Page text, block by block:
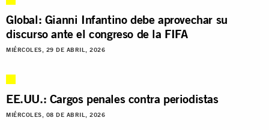
Global: Gianni Infantino debe aprovechar su
discurso ante el congreso de la FIFA
MIÉRCOLES, 29 DE ABRIL, 2026
EE.UU.: Cargos penales contra periodistas
MIÉRCOLES, 08 DE ABRIL, 2026